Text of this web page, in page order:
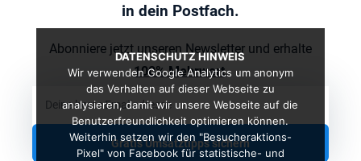
in dein Postfach.
Abonniere jetzt unseren Newsletter und erhalte
100% Mehrwert.
Gratis Umsatztipps sichern
DATENSCHUTZ HINWEIS
Wir verwenden Google Analytics um anonym
das Verhalten auf dieser Webseite zu
analysieren, damit wir unsere Webseite auf die
Benutzerfreundlichkeit optimieren können.
Weiterhin setzen wir den "Besucheraktions-
Pixel" von Facebook für statistische- und